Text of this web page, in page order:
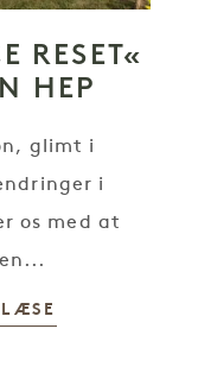
RESET«
HEP
glimt i
i
os med at